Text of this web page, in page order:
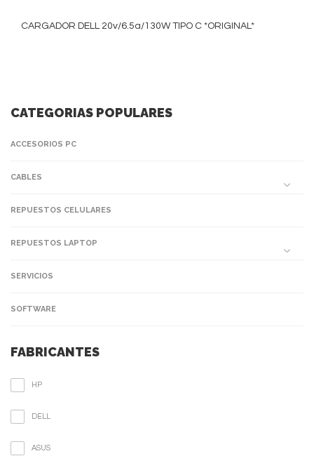
CARGADOR DELL 20v/6.5a/130W TIPO C *ORIGINAL*
CATEGORIAS POPULARES
ACCESORIOS PC
CABLES
REPUESTOS CELULARES
REPUESTOS LAPTOP
SERVICIOS
SOFTWARE
FABRICANTES
HP
DELL
ASUS